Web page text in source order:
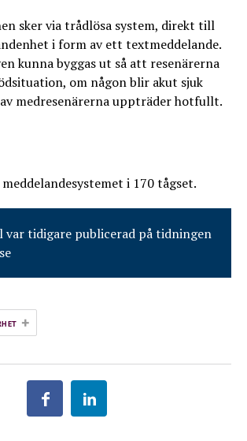
sker via trådlösa system, direkt till
i form av ett textmeddelande.
kunna byggas ut så att resenärerna
om någon blir akut sjuk
medresenärerna uppträder hotfullt.
i 170 tågset.
var tidigare publicerad på tidningen
+